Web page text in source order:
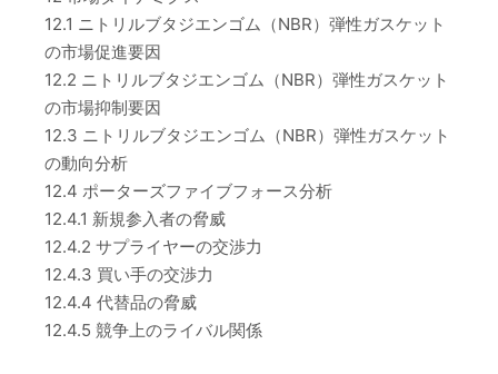
12.1 ニトリルブタジエンゴム（NBR）弾性ガスケット
の市場促進要因
12.2 ニトリルブタジエンゴム（NBR）弾性ガスケット
の市場抑制要因
12.3 ニトリルブタジエンゴム（NBR）弾性ガスケット
の動向分析
12.4 ポーターズファイブフォース分析
12.4.1 新規参入者の脅威
12.4.2 サプライヤーの交渉力
12.4.3 買い手の交渉力
12.4.4 代替品の脅威
12.4.5 競争上のライバル関係